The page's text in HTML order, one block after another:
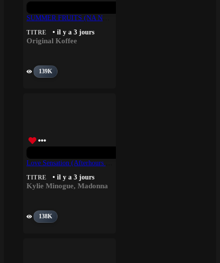
TITRE • il y a 3 jours
Original Koffee
139K
TITRE • il y a 3 jours
Kylie Minogue, Madonna
138K